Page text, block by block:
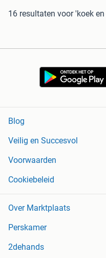
16 resultaten voor 'koek
Blog
Veilig en Succesvol
Voorwaarden
Cookiebeleid
Over Marktplaats
Perskamer
2dehands